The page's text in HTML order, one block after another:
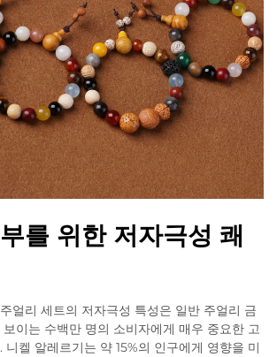
를 위한 저자극성 쾌
얼리 세트의 저자극성 특성은 일반 주얼리 금
이는 수백만 명의 소비자에게 매우 중요한 고
니켈 알레르기는 약 15%의 인구에게 영향을 미